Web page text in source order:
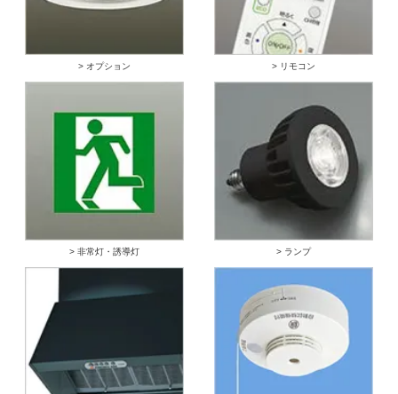
> オプション > リモコン
> 非常灯・誘導灯 > ランプ